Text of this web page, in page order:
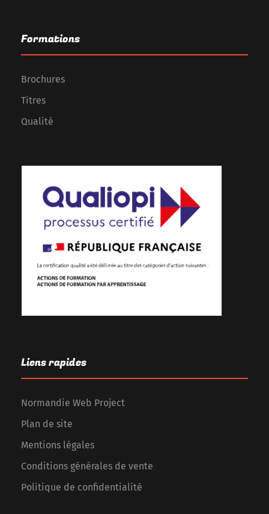
Formations
Brochures
Titres
Qualité
Liens rapides
Normandie Web Project
Plan de site
Mentions légales
Conditions générales de vente
Politique de confidentialité